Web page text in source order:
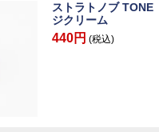
ストラトノブ
ジクリーム
440円 (税込)